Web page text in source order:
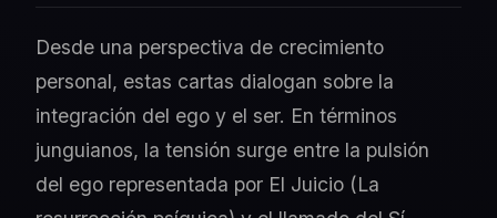
Desde una perspectiva de crecimiento
personal, estas cartas dialogan sobre la
integración del ego y el ser. En términos
junguianos, la tensión surge entre la pulsión
del ego representada por El Juicio (La